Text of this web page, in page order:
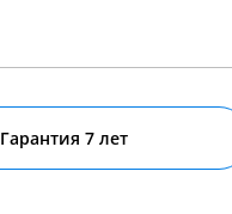
Гарантия 7 лет